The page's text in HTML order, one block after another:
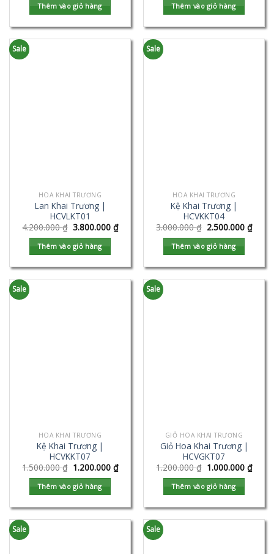
Thêm vào giỏ hàng Thêm vào giỏ hàng
Sale
HOA KHAI TRƯƠNG
Lan Khai Trương |
HCVLKT01
4.200.000₫ 3.800.000 ₫
Thêm vào giỏ hàng
Sale
HOA KHAI TRƯƠNG
Kệ Khai Trương |
HCVKKT04
3.000.000₫ 2.500.000 ₫
Thêm vào giỏ hàng
Sale
HOA KHAI TRƯƠNG
Kệ Khai Trương |
HCVKKT07
1.500.000₫ 1.200.000 ₫
Thêm vào giỏ hàng
Sale
GIỎ HOA KHAI TRƯƠNG
Giỏ Hoa Khai Trương |
HCVGKT07
1.200.000₫ 1.000.000 ₫
Thêm vào giỏ hàng
Sale Sale